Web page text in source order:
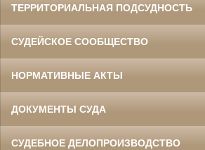
ТЕРРИТОРИАЛЬНАЯ ПОДСУДНОСТЬ
СУДЕЙСКОЕ СООБЩЕСТВО
НОРМАТИВНЫЕ АКТЫ
ДОКУМЕНТЫ СУДА
СУДЕБНОЕ ДЕЛОПРОИЗВОДСТВО